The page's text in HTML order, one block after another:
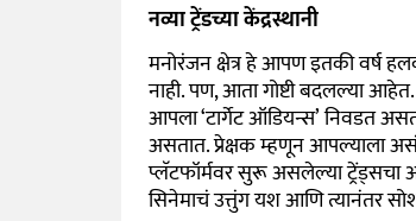
नव्या ट्रेंडच्या केंद्रस्थानी
मनोरंजन क्षेत्र हे आपण इतकी वर्ष
नाही. पण,आता गोष्टी बदलल्या
आपला‘टार्गेट ऑडियन्स’निवडत
असतात. प्रेक्षक म्हणून आपल्याला
प्लॅटफॉर्मवर सुरू असलेल्या
सिनेमाचं उत्तुंग यश आणि त्यानंतर